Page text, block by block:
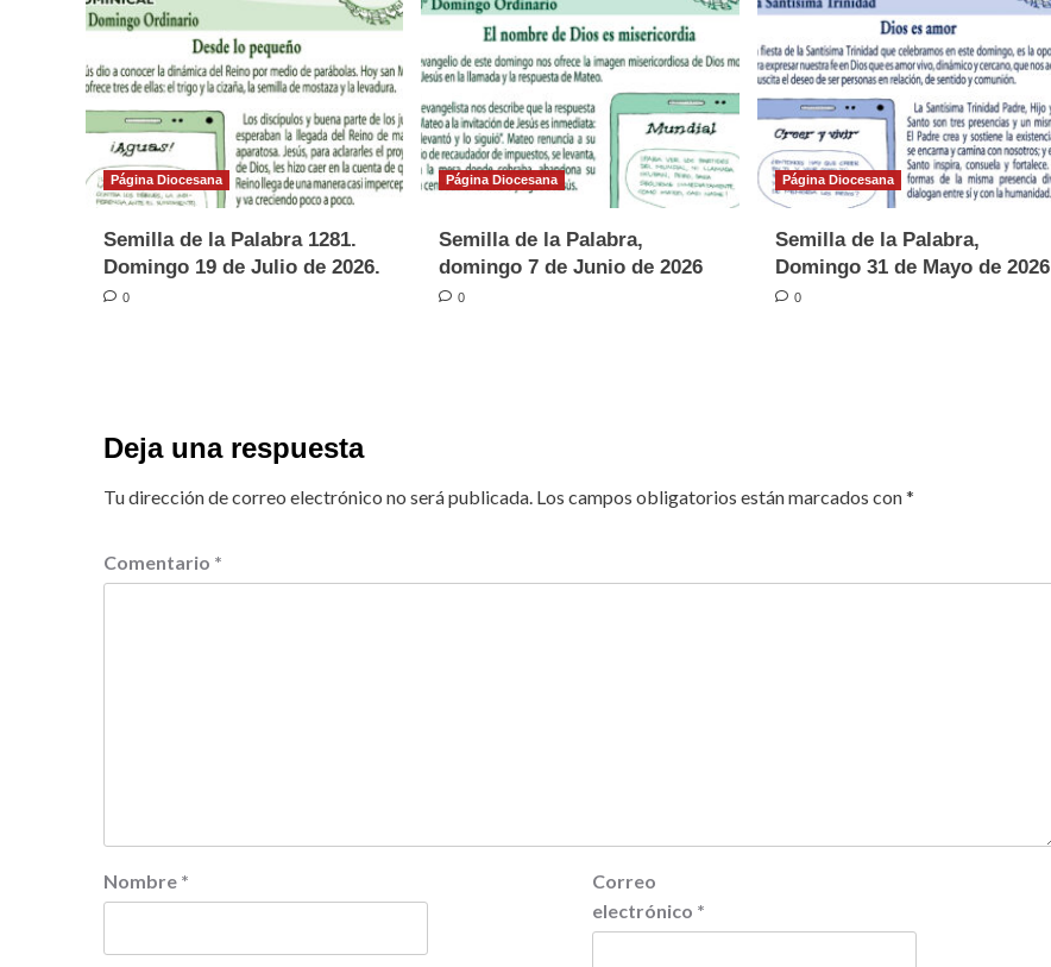
Página Diocesana
Semilla de la Palabra 1281.
Domingo 19 de Julio de 2026.
0
Página Diocesana
Semilla de la Palabra,
domingo 7 de Junio de 2026
0
Página Diocesana
Semilla de la Palabra,
Domingo 31 de Mayo de 2026
0
Deja una respuesta
Tu dirección de correo electrónico no será publicada. Los campos obligatorios están marcados con*
Comentario *
Nombre *
Correo
electrónico *